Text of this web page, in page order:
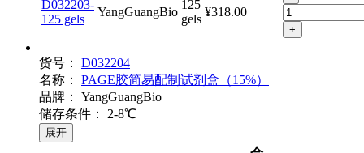
D032203-
125 gels
YangGuangBio
125
gels
-
+
货号：
D032204
名称：
PAGE胶简易配制试剂盒（15%）
品牌： YangGuangBio
储存条件：
展开